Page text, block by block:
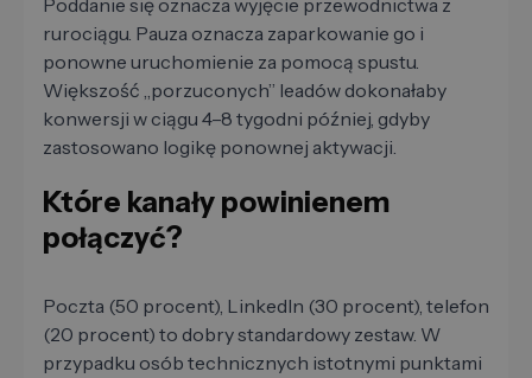
Poddanie się oznacza wyjęcie przewodnictwa z
rurociągu. Pauza oznacza zaparkowanie go i
ponowne uruchomienie za pomocą spustu.
Większość „porzuconych” leadów dokonałaby
konwersji w ciągu 4–8 tygodni później, gdyby
zastosowano logikę ponownej aktywacji.
Które kanały powinienem
połączyć?
Poczta (50 procent), LinkedIn (30 procent), telefon
(20 procent) to dobry standardowy zestaw. W
przypadku osób technicznych istotnymi punktami